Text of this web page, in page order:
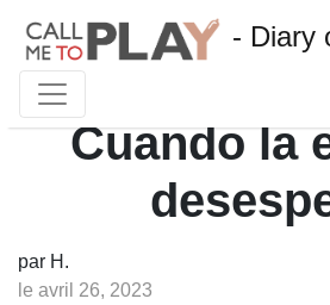
- Diary
Cuando la
par H.
le avril 26, 2023